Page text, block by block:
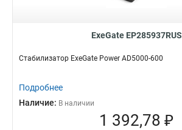
ExeGate EP285937RUS
Стабилизатор ExeGate Power AD5000-600
Подробнее
Наличие: В наличии
1 392,78 ₽